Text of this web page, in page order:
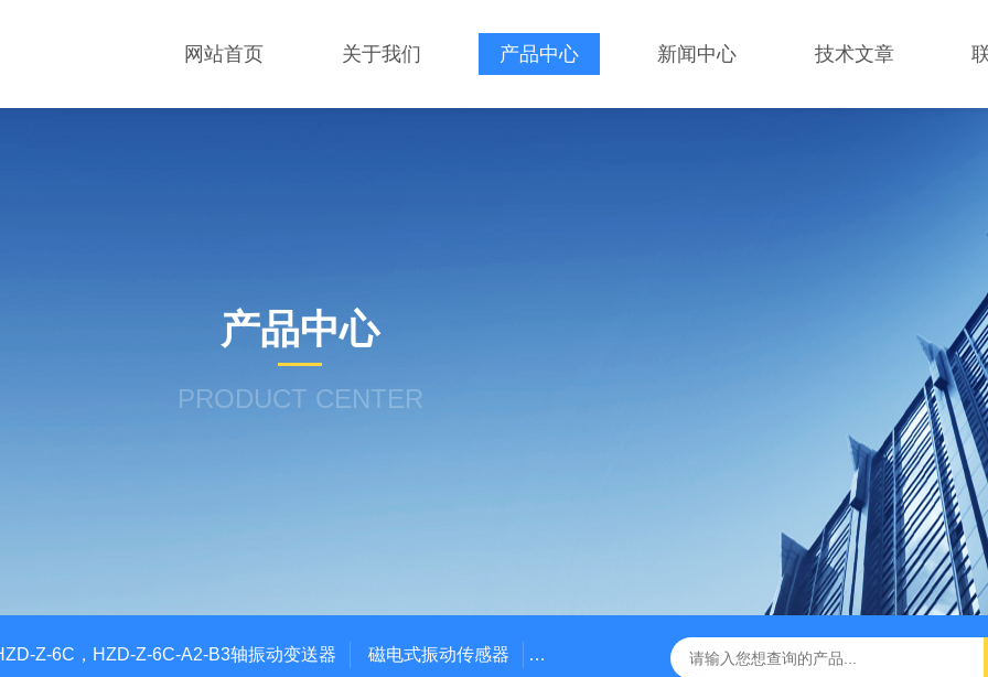
网站首页 关于我们 产品中心 新闻中心 技术文章
产品中心
PRODUCT CENTER
Z-6C，HZD-Z-6C-A2-B3轴振动变送器 磁电式振动传感器 NE3100电涡流位移传感器 三轴振动传感器 加速度